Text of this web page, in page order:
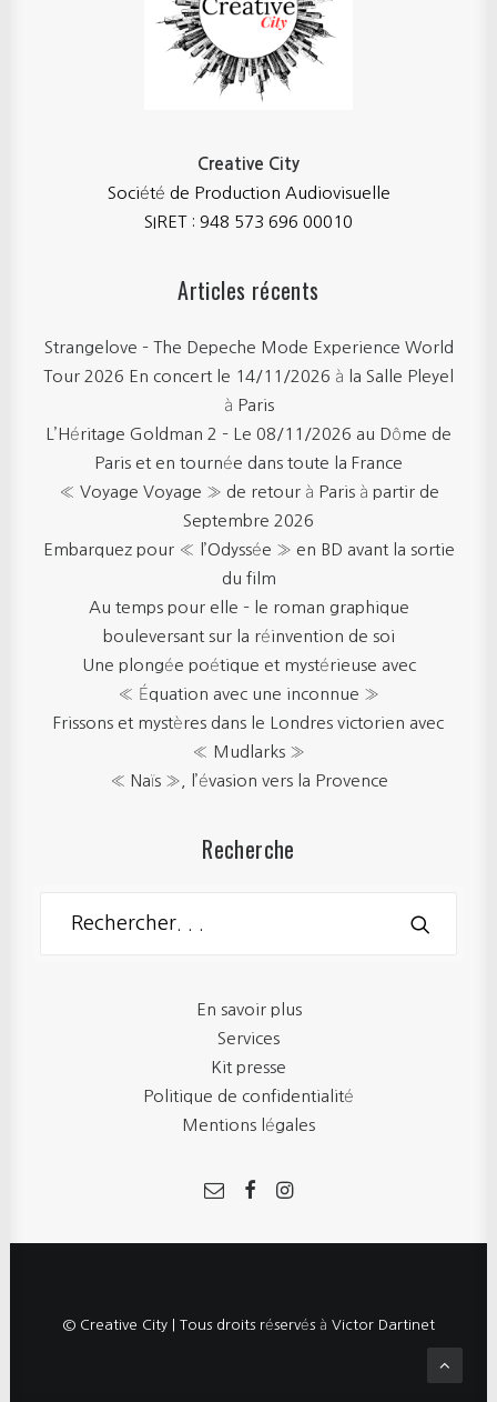
Creative City
Société de Production Audiovisuelle
SIRET : 948 573 696 00010
Articles récents
Strangelove – The Depeche Mode Experience World
Tour 2026 En concert le 14/11/2026 à la Salle Pleyel
à Paris
L’Héritage Goldman 2 – Le 08/11/2026 au Dôme de
Paris et en tournée dans toute la France
« Voyage Voyage » de retour à Paris à partir de
Septembre 2026
Embarquez pour « l’Odyssée » en BD avant la sortie
du film
Au temps pour elle – le roman graphique
bouleversant sur la réinvention de soi
Une plongée poétique et mystérieuse avec
« Équation avec une inconnue »
Frissons et mystères dans le Londres victorien avec
« Mudlarks »
« Naïs », l’évasion vers la Provence
Recherche
En savoir plus
Services
Kit presse
Politique de confidentialité
Mentions légales
© Creative City | Tous droits réservés à Victor Dartinet